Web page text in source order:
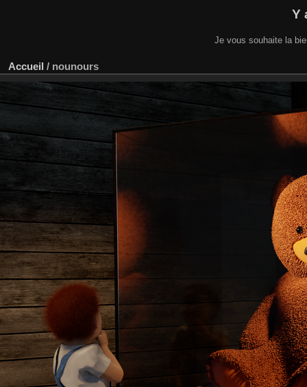
Y
Je vous souhaite la
Accueil / nounours